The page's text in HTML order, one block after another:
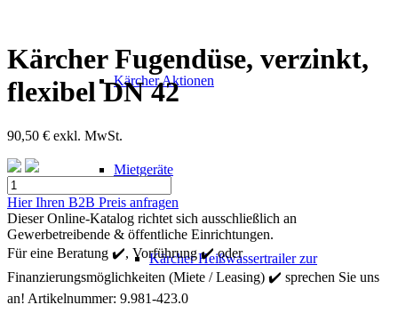
Kärcher Aktionen
Mietgeräte
Kärcher Heißwassertrailer zur
Kärcher Fugendüse, verzinkt,
flexibel DN 42
90,50 € exkl. MwSt.
Kärcher
Fugendüse,
verzinkt,
flexibel
DN
42
Menge
Hier Ihren B2B Preis anfragen
Dieser Online-Katalog richtet sich ausschließlich an
Gewerbetreibende & öffentliche Einrichtungen.
Für eine Beratung ✔️, Vorführung ✔️ oder
Finanzierungsmöglichkeiten (Miete / Leasing) ✔️ sprechen Sie uns
an! Artikelnummer: 9.981-423.0